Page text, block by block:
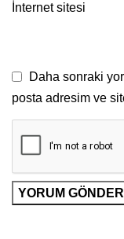
İnternet sitesi
Daha sonraki
posta adresim ve